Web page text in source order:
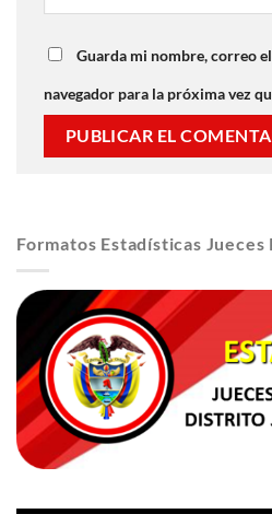
Guarda mi nombre, correo
navegador para la próxima vez
Formatos Estadísticas